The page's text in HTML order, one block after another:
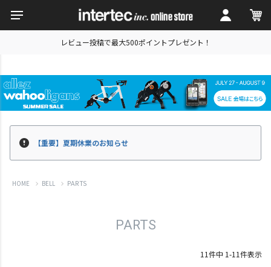
レビュー投稿で最大500ポイントプレゼント！
【重要】夏期休業のお知らせ
HOME BELL PARTS
PARTS
11件中 1-11件表示